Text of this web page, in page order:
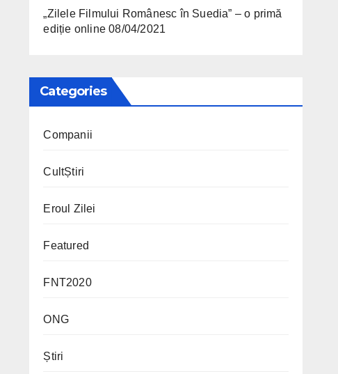
„Zilele Filmului Românesc în Suedia” – o primă
ediție online 08/04/2021
Categories
Companii
CultȘtiri
Eroul Zilei
Featured
FNT2020
ONG
Știri